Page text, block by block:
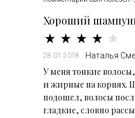
Хороший
28.01.2018 Наталья
У меня тонкие
и жирные на корнях.
подошел, волосы
гладкие, словно